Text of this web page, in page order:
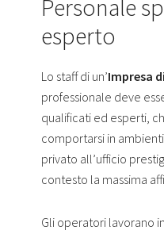
Personale
esperto
Lo staff di un’Impresa
professionale deve
qualificati ed esperti,
comportarsi in
privato all’ufficio
contesto la massima
Gli operatori lavorano